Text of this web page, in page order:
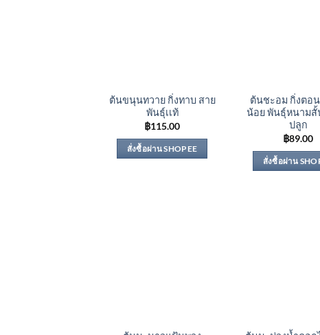
ต้นขนุนทวาย กิ่งทาบ สาย
พันธุ์เเท้
฿115.00
สั่งซื้อผ่าน SHOPEE
ต้นชะอม กิ่งตอ
น้อย พันธุ์หนามสั้
ปลูก
฿89.00
สั่งซื้อผ่าน